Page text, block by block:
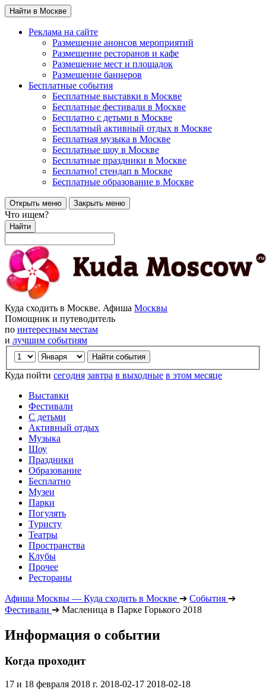
Найти в Москве
Реклама на сайте
Размещение анонсов мероприятий
Размещение ресторанов и кафе
Размещение мест и площадок
Размещение баннеров
Бесплатные события
Бесплатные выставки в Москве
Бесплатные фестивали в Москве
Бесплатно с детьми в Москве
Бесплатный активный отдых в Москве
Бесплатная музыка в Москве
Бесплатные шоу в Москве
Бесплатные праздники в Москве
Бесплатно! стендап в Москве
Бесплатные образование в Москве
Открыть меню Закрыть меню
Что ищем?
Найти
Куда сходить в Москве. Афиша Москвы
Помощник и путеводитель
по интересным местам
и лучшим событиям
Куда пойти сегодня завтра в выходные в этом месяце
Выставки
Фестивали
С детьми
Активный отдых
Музыка
Шоу
Праздники
Образование
Бесплатно
Музеи
Парки
Погулять
Туристу
Театры
Пространства
Клубы
Прочее
Рестораны
Афиша Москвы — Куда сходить в Москве ➔ События ➔
Фестивали ➔ Масленица в Парке Горького 2018
Информация о событии
Когда проходит
17 и 18 февраля 2018 г. 2018-02-17 2018-02-18